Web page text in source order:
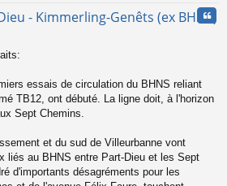
- Kimmerling-Genêts (ex BHNS)
essais de circulation du BHNS reliant
TB12, ont débuté. La ligne doit, à l'horizon
Sept Chemins.
et du sud de Villeurbanne vont
liés au BHNS entre Part-Dieu et les Sept
d'importants désagréments pour les